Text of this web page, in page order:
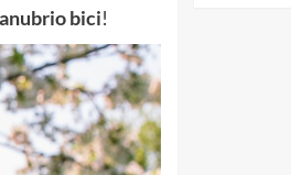
bici!